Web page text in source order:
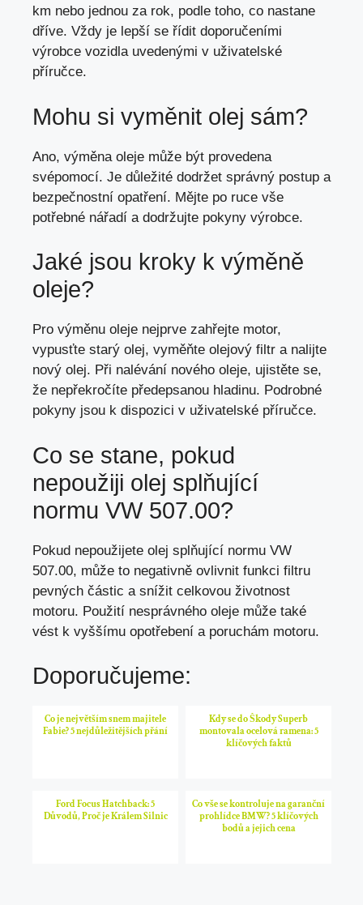
km nebo jednou za rok, podle toho, co nastane
dříve. Vždy je lepší se řídit doporučeními
výrobce vozidla uvedenými v uživatelské
příručce.
Mohu si vyměnit olej sám?
Ano, výměna oleje může být provedena
svépomocí. Je důležité dodržet správný postup a
bezpečnostní opatření. Mějte po ruce vše
potřebné nářadí a dodržujte pokyny výrobce.
Jaké jsou kroky k výměně
oleje?
Pro výměnu oleje nejprve zahřejte motor,
vypusťte starý olej, vyměňte olejový filtr a nalijte
nový olej. Při nalévání nového oleje, ujistěte se,
že nepřekročíte předepsanou hladinu. Podrobné
pokyny jsou k dispozici v uživatelské příručce.
Co se stane, pokud
nepoužiji olej splňující
normu VW 507.00?
Pokud nepoužijete olej splňující normu VW
507.00, může to negativně ovlivnit funkci filtru
pevných částic a snížit celkovou životnost
motoru. Použití nesprávného oleje může také
vést k vyššímu opotřebení a poruchám motoru.
Doporučujeme:
Co je největším snem majitele
Fabie? 5 nejdůležitějších přání
Kdy se do Škody Superb
montovala ocelová ramena: 5
klíčových faktů
Ford Focus Hatchback: 5
Důvodů, Proč je Králem Silnic
Co vše se kontroluje na garanční
prohlídce BMW? 5 klíčových
bodů a jejich cena